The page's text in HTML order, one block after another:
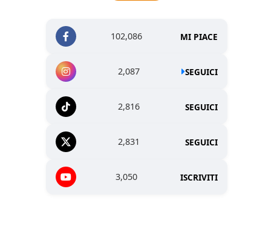
102,086 MI PIACE
2,087 SEGUICI
2,816 SEGUICI
2,831 SEGUICI
3,050 ISCRIVITI